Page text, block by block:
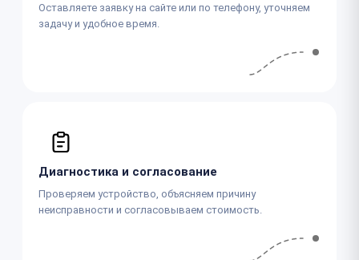
Оставляете заявку на сайте или по телефону, уточняем
задачу и удобное время.
Диагностика и согласование
Проверяем устройство, объясняем причину
неисправности и согласовываем стоимость.